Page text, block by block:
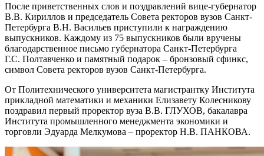
После приветственных слов и поздравлений вице-губернатор
В.В. Кириллов и председатель Совета ректоров вузов Санкт-
Петербурга В.Н. Васильев приступили к награждению
выпускников. Каждому из 75 выпускников были вручены
благодарственное письмо губернатора Санкт-Петербурга
Г.С. Полтавченко и памятный подарок – бронзовый сфинкс,
символ Совета ректоров вузов Санкт-Петербурга.
От Политехнического университета магистрантку Института
прикладной математики и механики Елизавету Колесникову
поздравил первый проректор вуза В.В. ГЛУХОВ, бакалавра
Института промышленного менеджмента экономики и
торговли Эдуарда Мелкумова – проректор Н.В. ПАНКОВА.